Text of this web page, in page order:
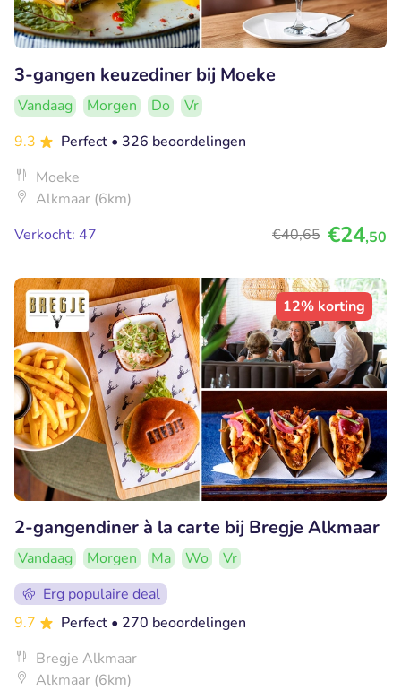
3-gangen keuzediner bij Moeke
Vandaag Morgen Do
Vr
9.3
Perfect • 326 beoordelingen
Moeke
Alkmaar (6km)
Verkocht: 47
€40,65 €24,50
12% korting
2-gangendiner à la carte bij Bregje Alkmaar
Vandaag Morgen Ma Wo
Vr
Erg populaire deal
9.7
Perfect • 270 beoordelingen
Bregje Alkmaar
Alkmaar (6km)